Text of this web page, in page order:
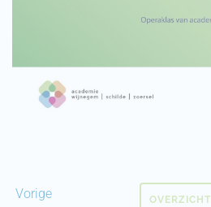
Vorige OVERZICHT